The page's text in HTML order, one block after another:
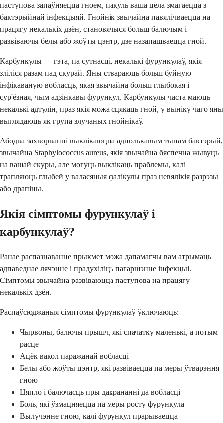
паступова запаўняецца гноем, пакуль ваша цела змагаецца з
бактэрыйнай інфекцыяй. Гнойнік звычайна павялічваецца на
працягу некалькіх дзён, становячыся больш балючым і
развіваючы белы або жоўты цэнтр, дзе назапашваецца гной.
Карбункулы — гэта, па сутнасці, некалькі фурункулаў, якія
зліліся разам пад скурай. Яны ствараюць больш буйную
інфікаваную вобласць, якая звычайна больш глыбокая і
сур'ёзная, чым адзінкавы фурункул. Карбункулы часта маюць
некалькі адтулін, праз якія можа сцякаць гной, у выніку чаго яны
выглядаюць як група злучаных гнойнікаў.
Абодва захворванні выклікаюцца аднолькавым тыпам бактэрый,
звычайна Staphylococcus aureus, якія звычайна бяспечна жывуць
на вашай скуры, але могуць выклікаць праблемы, калі
трапляюць глыбей у валасяныя фалікулы праз невялікія разрэзы
або драпіны.
Якія сімптомы фурункулаў і
карбункулаў?
Ранае распазнаванне прыкмет можа дапамагчы вам атрымаць
адпаведнае лячэнне і прадухіліць пагаршэнне інфекцыі.
Сімптомы звычайна развіваюцца паступова на працягу
некалькіх дзён.
Распаўсюджаныя сімптомы фурункулаў ўключаюць:
Чырвоны, балючы прышч, які спачатку маленькі, а потым
расце
Ацёк вакол паражанай вобласці
Белы або жоўты цэнтр, які развіваецца па меры ўтварэння
гною
Цяпло і балючасць пры дакрананні да вобласці
Боль, які ўзмацняецца па меры росту фурункула
Вылучэнне гною, калі фурункул прарываецца